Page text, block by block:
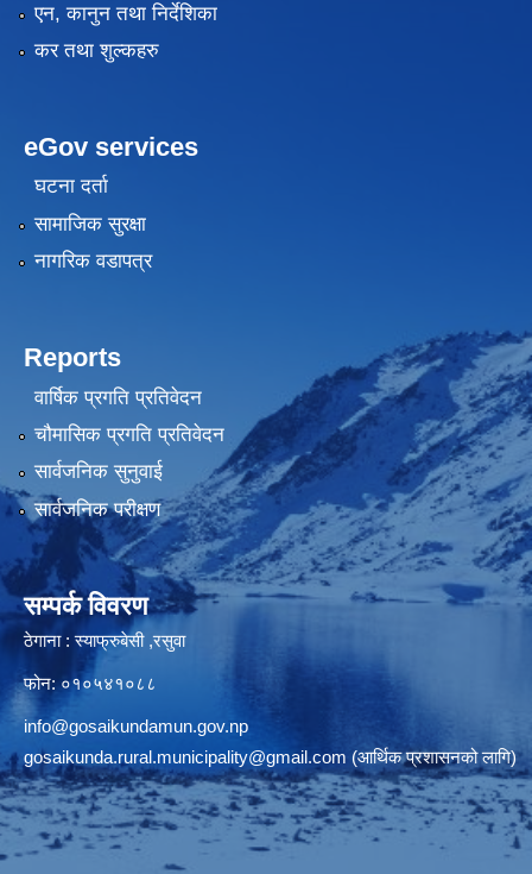
एन, कानुन तथा निर्देशिका
कर तथा शुल्कहरु
eGov services
घटना दर्ता
सामाजिक सुरक्षा
नागरिक वडापत्र
Reports
वार्षिक प्रगति प्रतिवेदन
चौमासिक प्रगति प्रतिवेदन
सार्वजनिक सुनुवाई
सार्वजनिक परीक्षण
सम्पर्क विवरण
ठेगाना : स्याफ्रुबेसी ,रसुवा
फोन: ०१०५४१०८८
info@gosaikundamun.gov.np
gosaikunda.rural.municipality@gmail.com (आर्थिक प्रशासनको लागि)